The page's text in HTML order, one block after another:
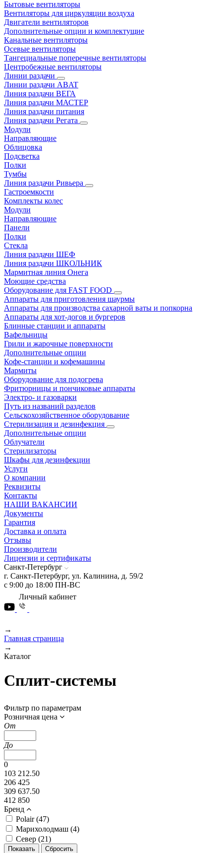
Бытовые вентиляторы
Вентиляторы для циркуляции воздуха
Двигатели вентиляторов
Дополнительные опции и комплектущие
Канальные вентиляторы
Осевые вентиляторы
Тангециальные поперечные вентиляторы
Центробежные вентиляторы
Линии раздачи
Линии раздачи ABAT
Линия раздачи ВЕГА
Линия раздачи МАСТЕР
Линия раздачи питания
Линия раздачи Регата
Модули
Направляющие
Облицовка
Подсветка
Полки
Тумбы
Линия раздачи Ривьера
Гастроемкости
Комплекты колес
Модули
Направляющие
Панели
Полки
Стекла
Линия раздачи ШЕФ
Линия раздачи ШКОЛЬНИК
Мармитная линия Онега
Моющие средства
Оборудование для FAST FOOD
Аппараты для приготовления шаурмы
Аппараты для производства сахарной ваты и попкорна
Аппараты для хот-догов и бургеров
Блинные станции и аппараты
Вафельницы
Грили и жарочные поверхности
Дополнительные опции
Кофе-станции и кофемашины
Мармиты
Оборудование для подогрева
Фритюрницы и пончиковые аппараты
Электро- и газоварки
Путь из названий разделов
Сельскохозяйственное оборудование
Стерилизация и дезинфекция
Дополнительные опции
Облучатели
Стерилизаторы
Шкафы для дезинфекции
Услуги
О компании
Реквизиты
Контакты
НАШИ ВАКАНСИИ
Документы
Гарантия
Доставка и оплата
Отзывы
Производители
Лицензии и сертификаты
Санкт-Петербург
г. Санкт-Петербург, ул. Калинина, д. 59/2
с 9:00 до 18:00 ПН-ВС
Личный кабинет
→
Главная страница
→
Каталог
Сплит-системы
Фильтр по параметрам
Розничная цена
От
До
0
103 212.50
206 425
309 637.50
412 850
Бренд
Polair (47)
Марихолодмаш (4)
Север (21)